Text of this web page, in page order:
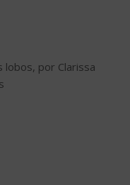
lobos, por Clarissa